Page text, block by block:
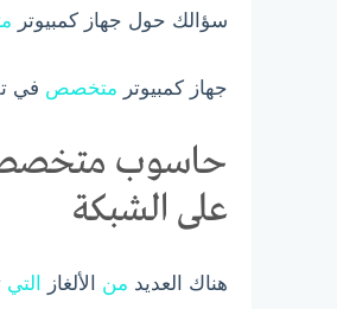
سؤالك حول جهاز كمبيوتر
جهاز كمبيوتر متخصص في
حاسوب متخصص
على الشبكة
هناك العديد من الألغاز التي